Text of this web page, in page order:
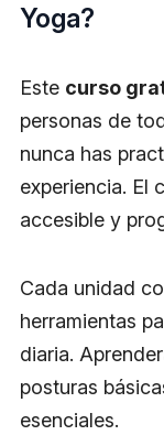
Yoga?
Este curso
personas de
nunca has
experiencia. El
accesible y
Cada unidad
herramientas
diaria.
posturas
esenciales.